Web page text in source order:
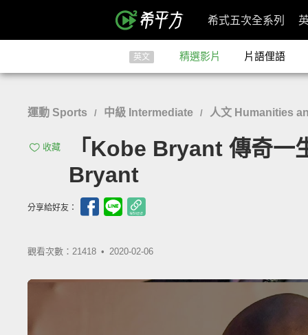
希式五次全系列
英文 精選影片 片語俚語
運動 Sports / 中級 Intermediate / 人文 Humanities
收藏
「Kobe Bryant 傳奇
Bryant
分享給好友：
觀看次數：21418 • 2020-02-06